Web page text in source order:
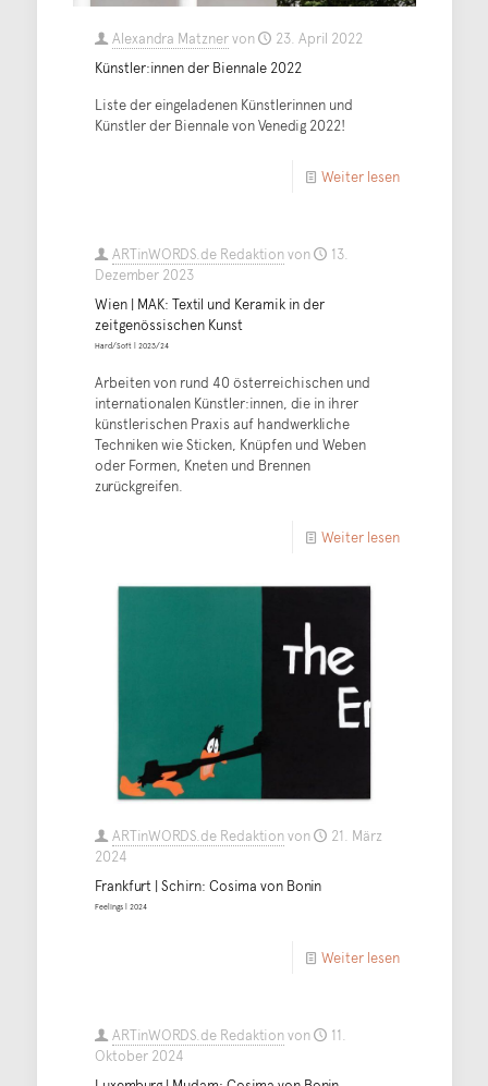
Alexandra Matznervon
23. April 2022
Künstler:innen der Biennale 2022
Liste der eingeladenen Künstlerinnen und
Künstler der Biennale von Venedig 2022!
Weiter lesen
ARTinWORDS.de Redaktionvon
13.
Dezember 2023
Wien | MAK: Textil und Keramik in der
zeitgenössischen Kunst
Hard/Soft | 2023/24
Arbeiten von rund 40 österreichischen und
internationalen Künstler:innen, die in ihrer
künstlerischen Praxis auf handwerkliche
Techniken wie Sticken, Knüpfen und Weben
oder Formen, Kneten und Brennen
zurückgreifen.
Weiter lesen
ARTinWORDS.de Redaktionvon
21. März
2024
Frankfurt | Schirn: Cosima von Bonin
Feelings | 2024
Weiter lesen
ARTinWORDS.de Redaktionvon
11.
Oktober 2024